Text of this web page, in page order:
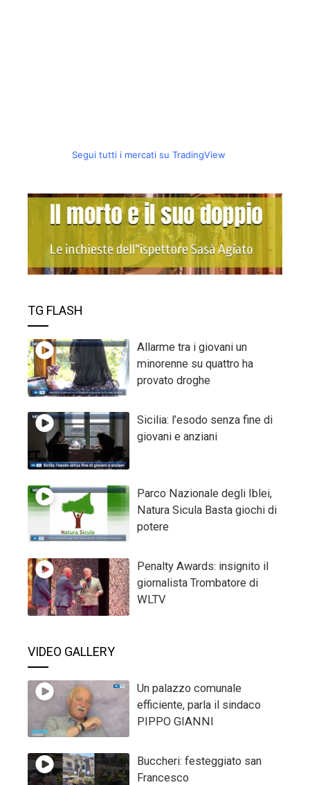
Segui tutti i mercati su TradingView
TG FLASH
Allarme tra i giovani un
minorenne su quattro ha
provato droghe
Sicilia: l’esodo senza fine di
giovani e anziani
Parco Nazionale degli Iblei,
Natura Sicula Basta giochi di
potere
Penalty Awards: insignito il
giornalista Trombatore di
WLTV
VIDEO GALLERY
Un palazzo comunale
efficiente, parla il sindaco
PIPPO GIANNI
Buccheri: festeggiato san
Francesco